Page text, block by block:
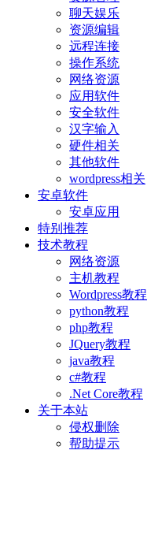
聊天娱乐
资源编辑
远程连接
操作系统
网络资源
应用软件
安全软件
汉字输入
硬件相关
其他软件
wordpress相关
安卓软件
安卓应用
特别推荐
技术教程
网络资源
主机教程
Wordpress教程
python教程
php教程
JQuery教程
java教程
c#教程
.Net Core教程
关于本站
侵权删除
帮助提示